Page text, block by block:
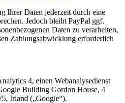
Ihrer Daten jederzeit durch eine
Jedoch bleibt PayPal ggf.
Daten zu verarbeiten,
Zahlungsabwicklung erforderlich
4, einen Webanalysedienst
Building Gordon House, 4
Irland („Google“).